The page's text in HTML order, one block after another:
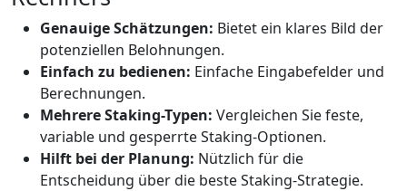
Genauige Schätzungen: Bietet ein klares Bild der
potenziellen Belohnungen.
Einfach zu bedienen: Einfache Eingabefelder und
Berechnungen.
Mehrere Staking-Typen: Vergleichen Sie feste,
variable und gesperrte Staking-Optionen.
Hilft bei der Planung: Nützlich für die
Entscheidung über die beste Staking-Strategie.